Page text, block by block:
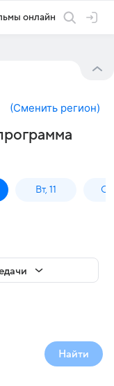
онлайн
(Сменить регион)
Вт, 11
Найти